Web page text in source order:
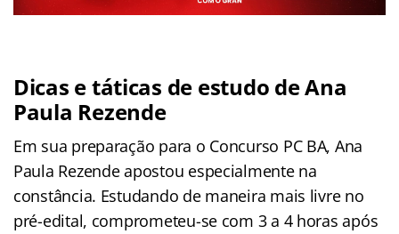
Dicas e táticas de estudo de Ana
Paula Rezende
Em sua preparação para o Concurso PC BA, Ana
Paula Rezende apostou especialmente na
constância. Estudando de maneira mais livre no
pré-edital, comprometeu-se com 3 a 4 horas após